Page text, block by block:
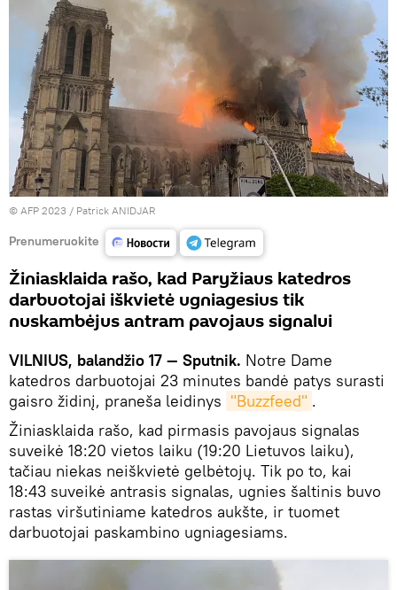
© AFP 2023 / Patrick ANIDJAR
Prenumeruokite
Žiniasklaida rašo, kad Paryžiaus katedros
darbuotojai iškvietė ugniagesius tik
nuskambėjus antram pavojaus signalui
VILNIUS, balandžio 17 — Sputnik. Notre Dame
katedros darbuotojai 23 minutes bandė patys surasti
gaisro židinį, praneša leidinys "Buzzfeed" .
Žiniasklaida rašo, kad pirmasis pavojaus signalas
suveikė 18:20 vietos laiku (19:20 Lietuvos laiku),
tačiau niekas neiškvietė gelbėtojų. Tik po to, kai
18:43 suveikė antrasis signalas, ugnies šaltinis buvo
rastas viršutiniame katedros aukšte, ir tuomet
darbuotojai paskambino ugniagesiams.